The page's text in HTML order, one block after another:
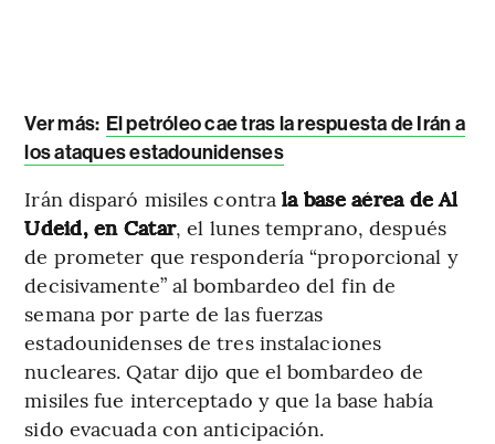
Ver más: El petróleo cae tras la respuesta de Irán a
los ataques estadounidenses
Irán disparó misiles contrala base aérea de Al
Udeid, en Catar, el lunes temprano, después
de prometer que respondería “proporcional y
decisivamente” al bombardeo del fin de
semana por parte de las fuerzas
estadounidenses de tres instalaciones
nucleares. Qatar dijo que el bombardeo de
misiles fue interceptado y que la base había
sido evacuada con anticipación.